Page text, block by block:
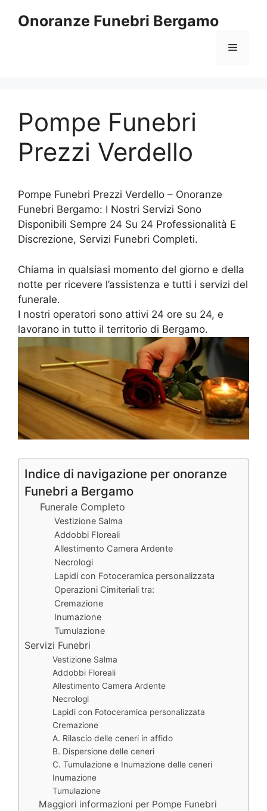
Onoranze Funebri Bergamo
Menu
Pompe Funebri
Prezzi Verdello
Pompe Funebri Prezzi Verdello – Onoranze
Funebri Bergamo: I Nostri Servizi Sono
Disponibili Sempre 24 Su 24 Professionalità E
Discrezione, Servizi Funebri Completi.
Chiama in qualsiasi momento del giorno e della
notte per ricevere l’assistenza e tutti i servizi del
funerale.
I nostri operatori sono attivi 24 ore su 24, e
lavorano in tutto il territorio di Bergamo.
Indice di navigazione per onoranze
Funebri a Bergamo
Funerale Completo
Vestizione Salma
Addobbi Floreali
Allestimento Camera Ardente
Necrologi
Lapidi con Fotoceramica personalizzata
Operazioni Cimiteriali tra:
Cremazione
Inumazione
Tumulazione
Servizi Funebri
Vestizione Salma
Addobbi Floreali
Allestimento Camera Ardente
Necrologi
Lapidi con Fotoceramica personalizzata
Cremazione
A. Rilascio delle ceneri in affido
B. Dispersione delle ceneri
C. Tumulazione e Inumazione delle ceneri
Inumazione
Tumulazione
Maggiori informazioni per Pompe Funebri